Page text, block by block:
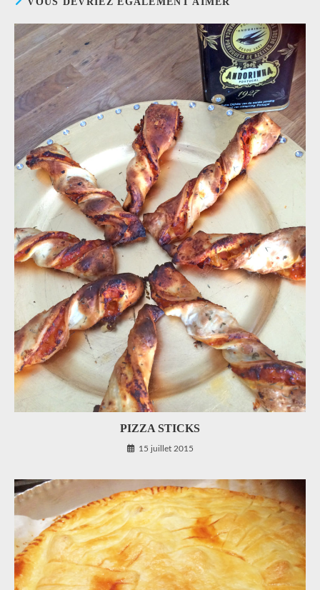
PIZZA STICKS
15 juillet 2015